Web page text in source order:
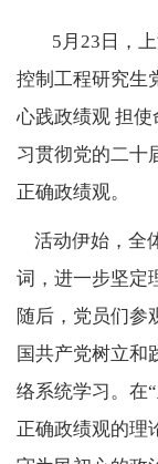
5 月 23 日，
控制工程研究生
心践政绩观 担
习贯彻党的二十
正确政绩观。
活动伊始，全
词，进一步坚定
随后，党员们
国共产党树立和
络系统学习。在
正确政绩观的理